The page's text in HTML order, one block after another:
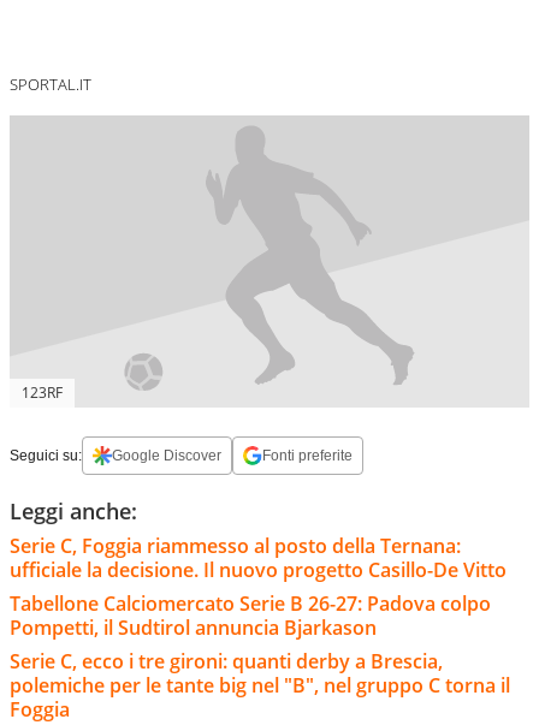
SPORTAL.IT
123RF
Seguici su: Google Discover Fonti preferite
Leggi anche:
Serie C, Foggia riammesso al posto della Ternana:
ufficiale la decisione. Il nuovo progetto Casillo-De Vitto
Tabellone Calciomercato Serie B 26-27: Padova colpo
Pompetti, il Sudtirol annuncia Bjarkason
Serie C, ecco i tre gironi: quanti derby a Brescia,
polemiche per le tante big nel "B", nel gruppo C torna il
Foggia